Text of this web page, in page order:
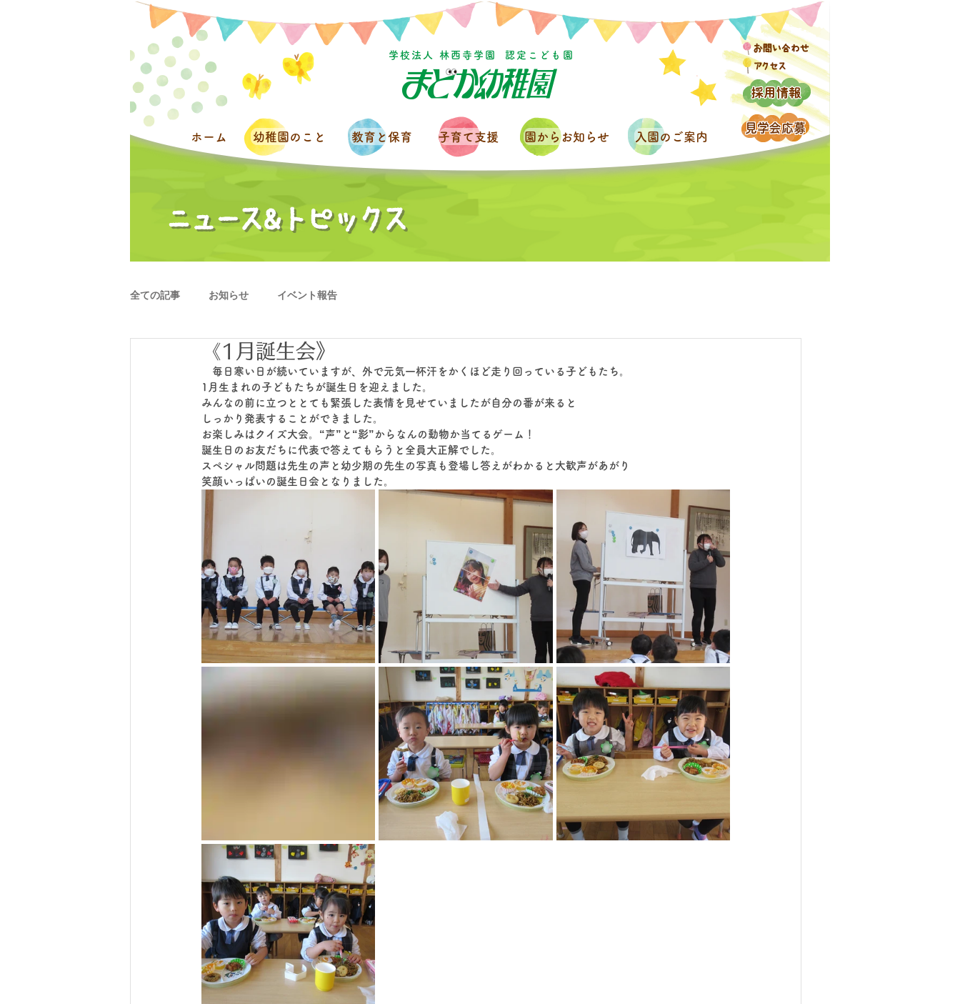
学校法人 林西寺学園 認定こども園
ホーム 幼稚園のこと 教育と保育 子育て支援 園からお知らせ 入園のご案内
全ての記事 お知らせ イベント報告
《1月誕生会》
毎日寒い日が続いていますが、外で元気一杯汗をかくほど走り回っている子どもたち。
1月生まれの子どもたちが誕生日を迎えました。
みんなの前に立つととても緊張した表情を見せていましたが自分の番が来ると
しっかり発表することができました。
お楽しみはクイズ大会。“声”と“影”からなんの動物か当てるゲーム！
誕生日のお友だちに代表で答えてもらうと全員大正解でした。
スペシャル問題は先生の声と幼少期の先生の写真も登場し答えがわかると大歓声があがり
笑顔いっぱいの誕生日会となりました。